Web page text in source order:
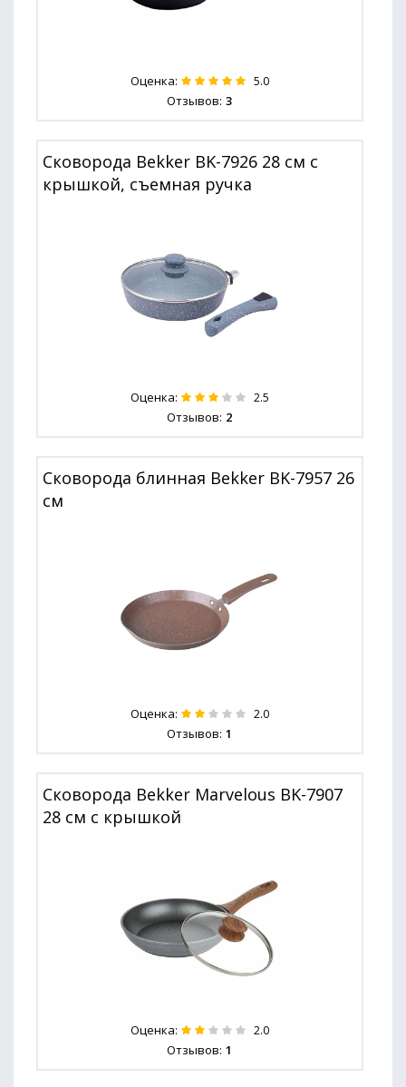
Оценка: 5.0
Отзывов: 3
Сковорода Bekker BK-7926 28 см с
крышкой, съемная ручка
Оценка: 2.5
Отзывов: 2
Сковорода блинная Bekker BK-7957 26
см
Оценка: 2.0
Отзывов: 1
Сковорода Bekker Marvelous BK-7907
28 см с крышкой
Оценка: 2.0
Отзывов: 1